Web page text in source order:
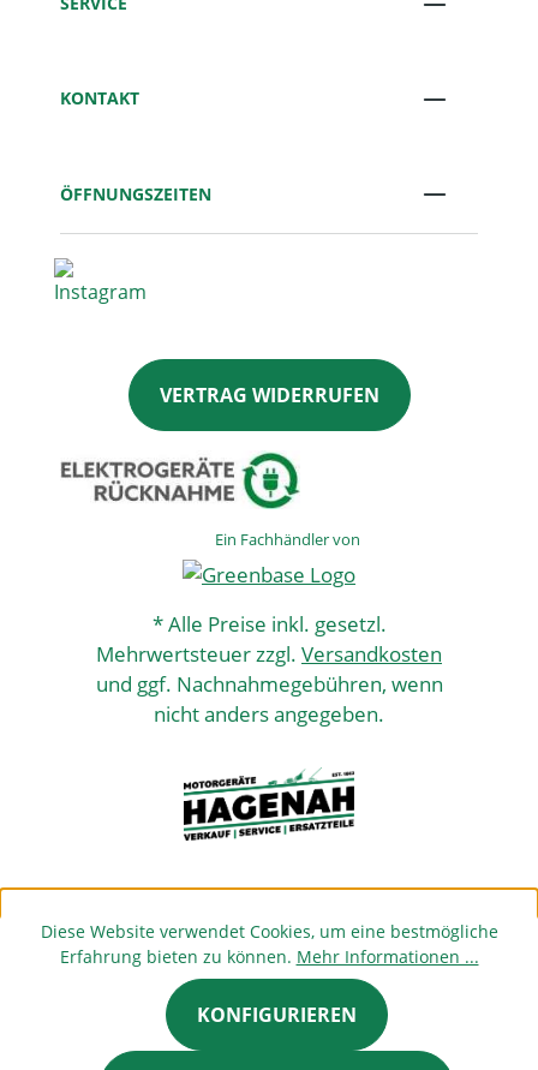
KONTAKT
ÖFFNUNGSZEITEN
VERTRAG WIDERRUFEN
Ein Fachhändler von
* Alle Preise inkl. gesetzl.
Mehrwertsteuer zzgl. Versandkosten
und ggf. Nachnahmegebühren, wenn
nicht anders angegeben.
Diese Website verwendet Cookies, um eine bestmögliche
Erfahrung bieten zu können. Mehr Informationen ...
KONFIGURIEREN